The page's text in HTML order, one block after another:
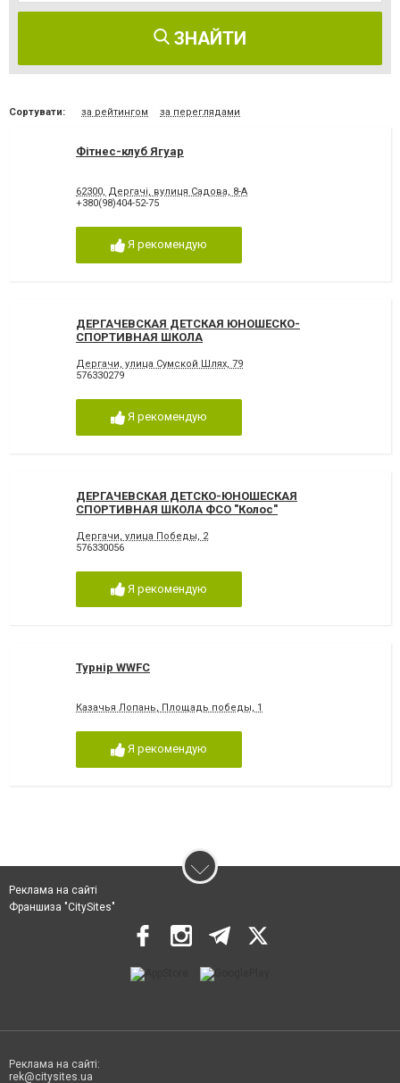
ЗНАЙТИ
Сортувати: за рейтингом за переглядами
Фітнес-клуб Ягуар
62300, Дергачі, вулиця Садова, 8-А
+380(98)404-52-75
Я рекомендую
ДЕРГАЧЕВСКАЯ ДЕТСКАЯ ЮНОШЕСКО-
СПОРТИВНАЯ ШКОЛА
Дергачи, улица Сумской Шлях, 79
576330279
Я рекомендую
ДЕРГАЧЕВСКАЯ ДЕТСКО-ЮНОШЕСКАЯ
СПОРТИВНАЯ ШКОЛА ФСО "Колос"
Дергачи, улица Победы, 2
576330056
Я рекомендую
Турнір WWFC
Казачья Лопань, Площадь победы, 1
Я рекомендую
Реклама на сайті
Франшиза "CitySites"
Реклама на сайті:
rek@citysites.ua